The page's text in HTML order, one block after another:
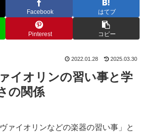
Facebook はてブ
Pinterest コピー
2022.01.28 2025.03.30
イオリンの習い事と学
の関係
ァイオリンなどの楽器の習い事」と